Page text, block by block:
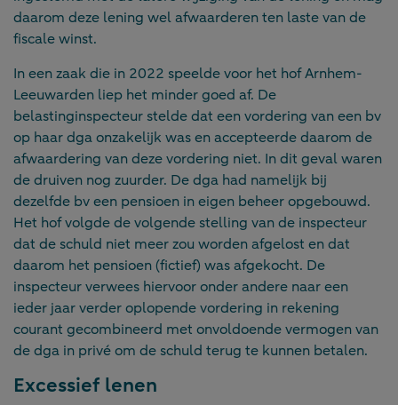
daarom deze lening wel afwaarderen ten laste van de
fiscale winst.
In een zaak die in 2022 speelde voor het hof Arnhem-
Leeuwarden liep het minder goed af. De
belastinginspecteur stelde dat een vordering van een bv
op haar dga onzakelijk was en accepteerde daarom de
afwaardering van deze vordering niet. In dit geval waren
de druiven nog zuurder. De dga had namelijk bij
dezelfde bv een pensioen in eigen beheer opgebouwd.
Het hof volgde de volgende stelling van de inspecteur
dat de schuld niet meer zou worden afgelost en dat
daarom het pensioen (fictief) was afgekocht. De
inspecteur verwees hiervoor onder andere naar een
ieder jaar verder oplopende vordering in rekening
courant gecombineerd met onvoldoende vermogen van
de dga in privé om de schuld terug te kunnen betalen.
Excessief lenen